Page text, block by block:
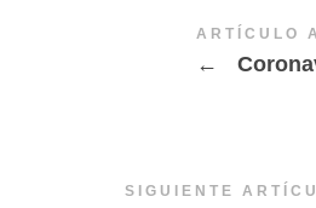
ARTÍCULO
←
SIGUIENTE